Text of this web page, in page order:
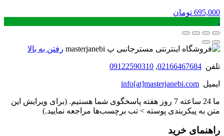
695,000 تومان
.
رفتن به بالا
تلفن 02166467684
,
09122590310
ایمیل info[at]masterjanebi.com
ما 24 ساعته 7 روز هفته پاسخگوی شما هستیم. (برای ویرایش این
متن به پیکربندی پوسته > تب برچسب‌ها مراجعه نمایید.)
راهنمای خرید